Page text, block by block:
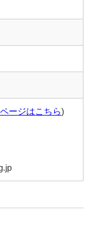
ージはこちら)